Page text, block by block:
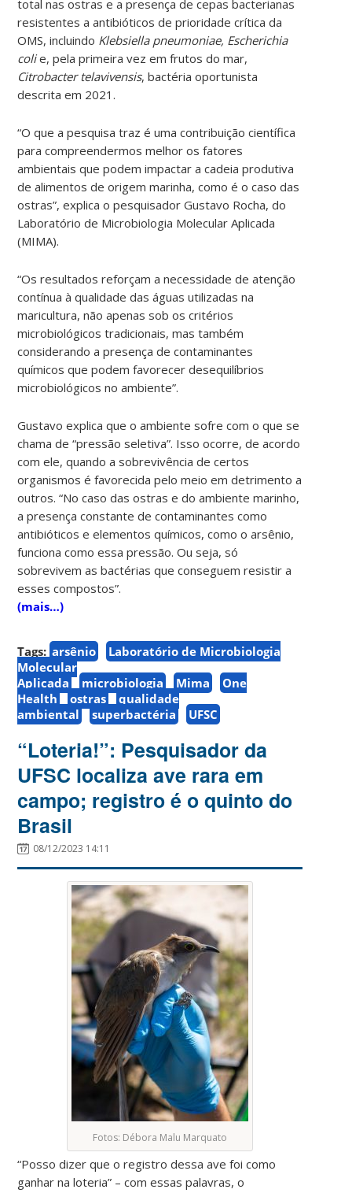
total nas ostras e a presença de cepas bacterianas
resistentes a antibióticos de prioridade crítica da
OMS, incluindo Klebsiella pneumoniae, Escherichia
colie, pela primeira vez em frutos do mar,
Citrobacter telavivensis, bactéria oportunista
descrita em 2021.
“O que a pesquisa traz é uma contribuição científica
para compreendermos melhor os fatores
ambientais que podem impactar a cadeia produtiva
de alimentos de origem marinha, como é o caso das
ostras”, explica o pesquisador Gustavo Rocha, do
Laboratório de Microbiologia Molecular Aplicada
(MIMA).
“Os resultados reforçam a necessidade de atenção
contínua à qualidade das águas utilizadas na
maricultura, não apenas sob os critérios
microbiológicos tradicionais, mas também
considerando a presença de contaminantes
químicos que podem favorecer desequilíbrios
microbiológicos no ambiente”.
Gustavo explica que o ambiente sofre com o que se
chama de “pressão seletiva”. Isso ocorre, de acordo
com ele, quando a sobrevivência de certos
organismos é favorecida pelo meio em detrimento a
outros. “No caso das ostras e do ambiente marinho,
a presença constante de contaminantes como
antibióticos e elementos químicos, como o arsênio,
funciona como essa pressão. Ou seja, só
sobrevivem as bactérias que conseguem resistir a
esses compostos”.
(mais…)
Tags: arsênio
Laboratório de Microbiologia
Molecular
Aplicada
microbiologia Mima
One
Health
ostras
qualidade
ambiental
superbactéria UFSC
“Loteria!”: Pesquisador da
UFSC localiza ave rara em
campo; registro é o quinto do
Brasil
08/12/2023 14:11
Fotos: Débora Malu Marquato
“Posso dizer que o registro dessa ave foi como
ganhar na loteria” – com essas palavras, o